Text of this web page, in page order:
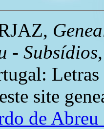
- Subsídios
site
de